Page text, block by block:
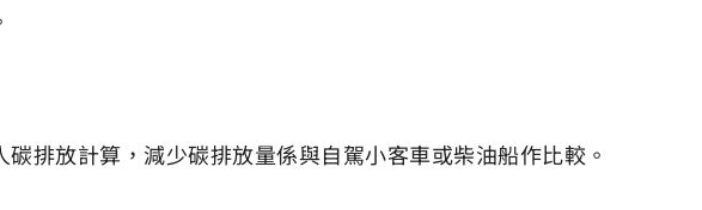
排放計算，減少碳排放量係與自駕小客車或柴油船作比較。